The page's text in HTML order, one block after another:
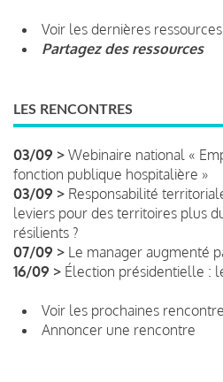
Voir les dernières ressources
Partagez des ressources
LES RENCONTRES
03/09 > Webinaire national «
fonction publique hospitalière »
03/09 > Responsabilité
leviers pour des territoires plus
résilients ?
07/09 > Le manager augmenté
16/09 > Élection présidentielle :
Voir les prochaines
Annoncer une rencontre